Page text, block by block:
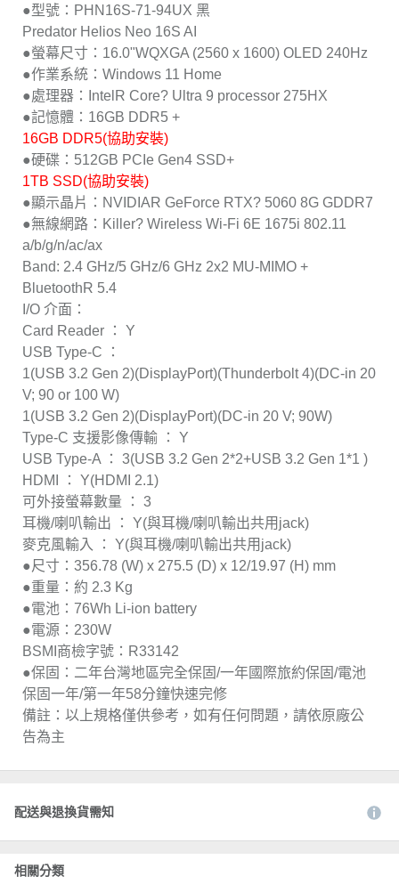
●型號：PHN16S-71-94UX 黑
Predator Helios Neo 16S AI
●螢幕尺寸：16.0"WQXGA (2560 x 1600) OLED 240Hz
●作業系統：Windows 11 Home
●處理器：IntelR Core? Ultra 9 processor 275HX
●記憶體：16GB DDR5 +
16GB DDR5(協助安裝)
●硬碟：512GB PCIe Gen4 SSD+
1TB SSD(協助安裝)
●顯示晶片：NVIDIAR GeForce RTX? 5060 8G GDDR7
●無線網路：Killer? Wireless Wi-Fi 6E 1675i 802.11
a/b/g/n/ac/ax
Band: 2.4 GHz/5 GHz/6 GHz 2x2 MU-MIMO +
BluetoothR 5.4
I/O 介面：
Card Reader ： Y
USB Type-C ：
1(USB 3.2 Gen 2)(DisplayPort)(Thunderbolt 4)(DC-in 20
V; 90 or 100 W)
1(USB 3.2 Gen 2)(DisplayPort)(DC-in 20 V; 90W)
Type-C 支援影像傳輸 ： Y
USB Type-A ： 3(USB 3.2 Gen 2*2+USB 3.2 Gen 1*1 )
HDMI ： Y(HDMI 2.1)
可外接螢幕數量 ： 3
耳機/喇叭輸出 ： Y(與耳機/喇叭輸出共用jack)
麥克風輸入 ： Y(與耳機/喇叭輸出共用jack)
●尺寸：356.78 (W) x 275.5 (D) x 12/19.97 (H) mm
●重量：約 2.3 Kg
●電池：76Wh Li-ion battery
●電源：230W
BSMI商檢字號：R33142
●保固：二年台灣地區完全保固/一年國際旅約保固/電池
保固一年/第一年58分鐘快速完修
備註：以上規格僅供參考，如有任何問題，請依原廠公
告為主
配送與退換貨需知
相關分類